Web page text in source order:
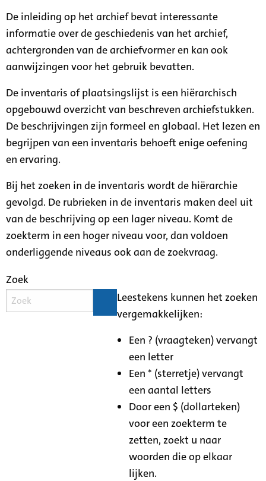
De inleiding op het archief bevat interessante
informatie over de geschiedenis van het archief,
achtergronden van de archiefvormer en kan ook
aanwijzingen voor het gebruik bevatten.
De inventaris of plaatsingslijst is een hiërarchisch
opgebouwd overzicht van beschreven archiefstukken.
De beschrijvingen zijn formeel en globaal. Het lezen en
begrijpen van een inventaris behoeft enige oefening
en ervaring.
Bij het zoeken in de inventaris wordt de hiërarchie
gevolgd. De rubrieken in de inventaris maken deel uit
van de beschrijving op een lager niveau. Komt de
zoekterm in een hoger niveau voor, dan voldoen
onderliggende niveaus ook aan de zoekvraag.
Zoek
Leestekens kunnen het zoeken
vergemakkelijken:
Een ? (vraagteken) vervangt
een letter
Een * (sterretje) vervangt
een aantal letters
Door een $ (dollarteken)
voor een zoekterm te
zetten, zoekt u naar
woorden die op elkaar
lijken.